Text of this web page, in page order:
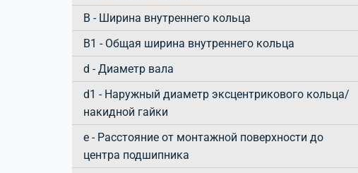
B - Ширина внутреннего кольца
B1 - Общая ширина внутреннего кольца
d - Диаметр вала
d1 - Наружный диаметр эксцентрикового кольца/
накидной гайки
e - Расстояние от монтажной поверхности до
центра подшипника